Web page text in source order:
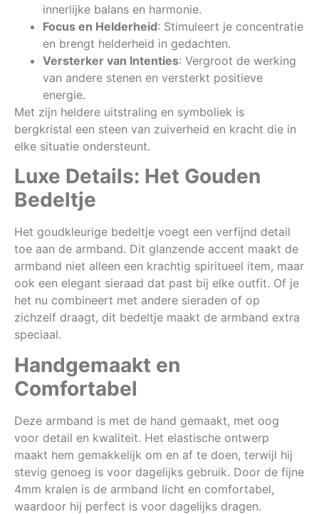
innerlijke balans en harmonie.
Focus en Helderheid: Stimuleert je concentratie
en brengt helderheid in gedachten.
Versterker van Intenties: Vergroot de werking
van andere stenen en versterkt positieve
energie.
Met zijn heldere uitstraling en symboliek is
bergkristal een steen van zuiverheid en kracht die in
elke situatie ondersteunt.
Luxe Details: Het Gouden
Bedeltje
Het goudkleurige bedeltje voegt een verfijnd detail
toe aan de armband. Dit glanzende accent maakt de
armband niet alleen een krachtig spiritueel item, maar
ook een elegant sieraad dat past bij elke outfit. Of je
het nu combineert met andere sieraden of op
zichzelf draagt, dit bedeltje maakt de armband extra
speciaal.
Handgemaakt en
Comfortabel
Deze armband is met de hand gemaakt, met oog
voor detail en kwaliteit. Het elastische ontwerp
maakt hem gemakkelijk om en af te doen, terwijl hij
stevig genoeg is voor dagelijks gebruik. Door de fijne
4mm kralen is de armband licht en comfortabel,
waardoor hij perfect is voor dagelijks dragen.